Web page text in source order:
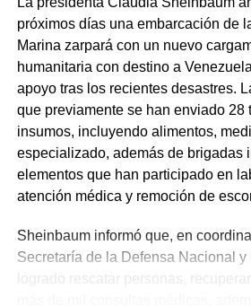
próximos días una embarcación de
Marina zarpará con un nuevo
humanitaria con destino a
apoyo tras los recientes desastres.
que previamente se han enviado 28
insumos, incluyendo alimentos,
especializado, además de brigadas
elementos que han participado en
atención médica y remoción de
Sheinbaum informó que, en
Secretaría de la Defensa Nacional
logrado rescatar personas,